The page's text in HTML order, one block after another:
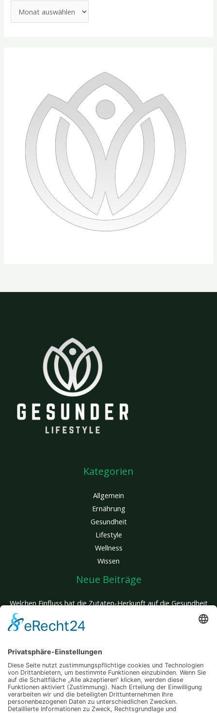
Kategorien
Allgemein
Ernährung
Gesundheit
Lifestyle
Wellness
Wissen
Neue Beiträge
Welchen Einfluss hat die Zutaten-Herkunft auf die Gesundheit
Glatte Haut, kein Aufwand: Entdecke den Unterschied einer
Mit jedem Zug stärker: Wie gezieltes Training im Wasser Körper
und Herz fordert
Wenn mehrere Traumziele zusammenkommen – so wird deine
Reise zum unvergesslichen Abenteuer
Auswärts essen und trotzdem fit bleiben – Tipps für einen